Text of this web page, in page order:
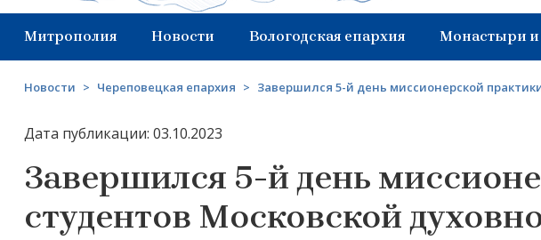
Митрополия Новости Вологодская епархия Монастыри
Новости > Череповецкая епархия > Завершился 5-й день миссионерской
Дата публикации: 03.10.2023
Завершился 5-й день
студентов Московской